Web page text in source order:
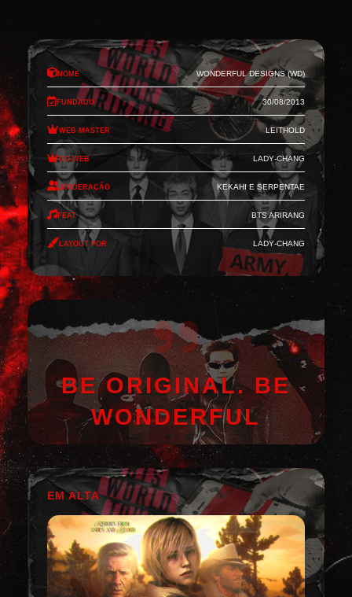
Nome Wonderful Designs (WD)
Fundado 30/08/2013
Web-Master Leithold
Co-Web Lady-Chang
Moderação Kekahi e Serpentae
Feat BTS Arirang
Layout por Lady-Chang
BE ORIGINAL. BE
WONDERFUL
EM ALTA